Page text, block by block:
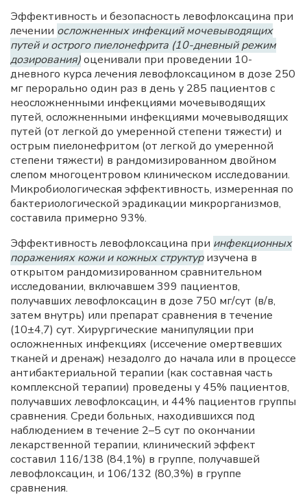
Эффективность и безопасность левофлоксацина при
лечении осложненных инфекций мочевыводящих
путей и острого пиелонефрита (10-дневный режим
дозирования)оценивали при проведении 10-
дневного курса лечения левофлоксацином в дозе 250
мг перорально один раз в день у 285 пациентов с
неосложненными инфекциями мочевыводящих
путей, осложненными инфекциями мочевыводящих
путей (от легкой до умеренной степени тяжести) и
острым пиелонефритом (от легкой до умеренной
степени тяжести) в рандомизированном двойном
слепом многоцентровом клиническом исследовании.
Микробиологическая эффективность, измеренная по
бактериологической эрадикации микрорганизмов,
составила примерно 93%.
Эффективность левофлоксацина при инфекционных
поражениях кожи и кожных структуризучена в
открытом рандомизированном сравнительном
исследовании, включавшем 399 пациентов,
получавших левофлоксацин в дозе 750 мг/сут (в/в,
затем внутрь) или препарат сравнения в течение
(10±4,7) сут. Хирургические манипуляции при
осложненных инфекциях (иссечение омертвевших
тканей и дренаж) незадолго до начала или в процессе
антибактериальной терапии (как составная часть
комплексной терапии) проведены у 45% пациентов,
получавших левофлоксацин, и 44% пациентов группы
сравнения. Среди больных, находившихся под
наблюдением в течение 2–5 сут по окончании
лекарственной терапии, клинический эффект
составил 116/138 (84,1%) в группе, получавшей
левофлоксацин, и 106/132 (80,3%) в группе
сравнения.